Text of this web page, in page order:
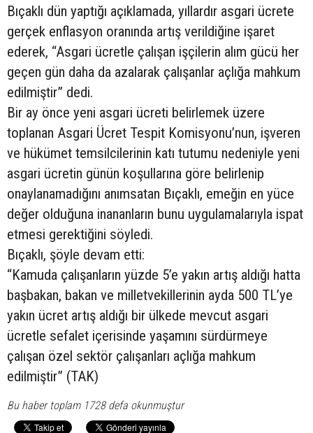
Bıçaklı dün yaptığı açıklamada, yıllardır asgari ücrete
gerçek enflasyon oranında artış verildiğine işaret
ederek, “Asgari ücretle çalışan işçilerin alım gücü her
geçen gün daha da azalarak çalışanlar açlığa mahkum
edilmiştir” dedi.
Bir ay önce yeni asgari ücreti belirlemek üzere
toplanan Asgari Ücret Tespit Komisyonu’nun, işveren
ve hükümet temsilcilerinin katı tutumu nedeniyle yeni
asgari ücretin günün koşullarına göre belirlenip
onaylanamadığını anımsatan Bıçaklı, emeğin en yüce
değer olduğuna inananların bunu uygulamalarıyla ispat
etmesi gerektiğini söyledi.
Bıçaklı, şöyle devam etti:
“Kamuda çalışanların yüzde 5’e yakın artış aldığı hatta
başbakan, bakan ve milletvekillerinin ayda 500 TL’ye
yakın ücret artış aldığı bir ülkede mevcut asgari
ücretle sefalet içerisinde yaşamını sürdürmeye
çalışan özel sektör çalışanları açlığa mahkum
edilmiştir” (TAK)
Bu haber toplam 1728 defa okunmuştur